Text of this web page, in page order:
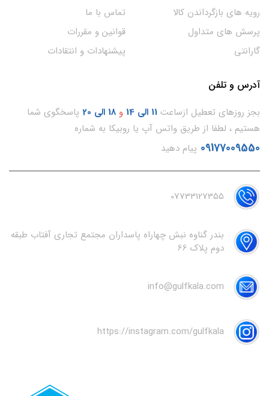
رویه های بازگرداندن کالا
پرسش های متداول
گارانتی
تماس با ما
قوانین و مقررات
پیشنهادات و انتقادات
آدرس و تلفن
بجز روزهای تعطیل ازساعت 11 الی 14 و 18 الی 20
پاسخگوی شما
هستیم ، لطفا از طریق واتس آپ یا روبیکا به شماره
09177009550 پیام دهید
07733127355
بندر گناوه نبش چهاراه پاسداران مجتمع تجاری آفتاب طبقه
دوم پلاک 66
info@gulfkala.com
https://instagram.com/gulfkala